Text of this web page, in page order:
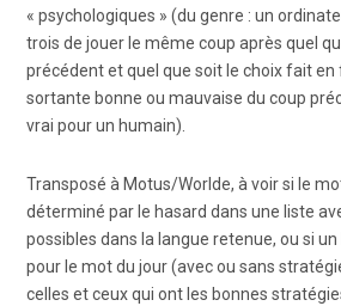
« psychologiques » (du genre : un
trois de jouer le même coup après quel
précédent et quel que soit le choix fait en
sortante bonne ou mauvaise du coup
vrai pour un humain).
Transposé à Motus/Worlde, à voir si le
déterminé par le hasard dans une liste
possibles dans la langue retenue, ou si
pour le mot du jour (avec ou sans
celles et ceux qui ont les bonnes